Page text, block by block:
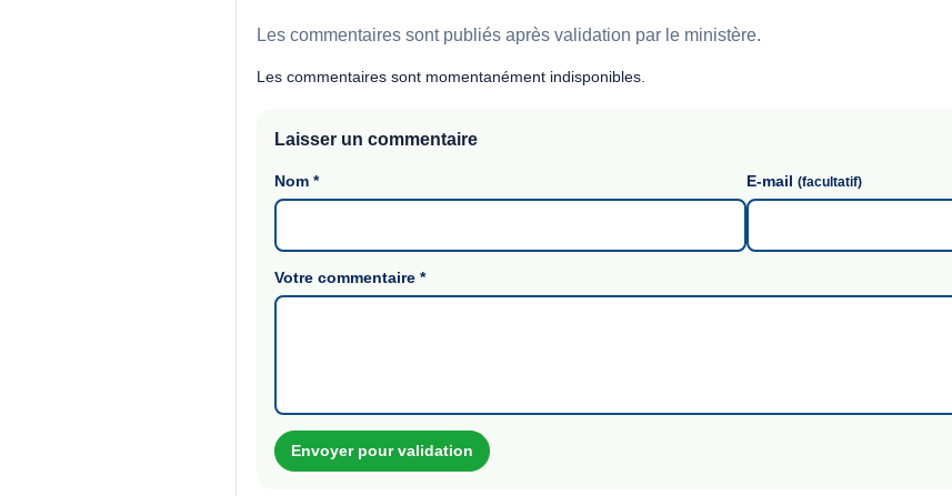
Les commentaires sont publiés après validation par le ministère.
Les commentaires sont momentanément indisponibles.
Laisser un commentaire
Nom* E-mail (facultatif)
Votre commentaire*
Envoyer pour validation